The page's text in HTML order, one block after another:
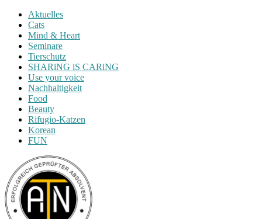
Aktuelles
Cats
Mind & Heart
Seminare
Tierschutz
SHARiNG iS CARiNG
Use your voice
Nachhaltigkeit
Food
Beauty
Rifugio-Katzen
Korean
FUN